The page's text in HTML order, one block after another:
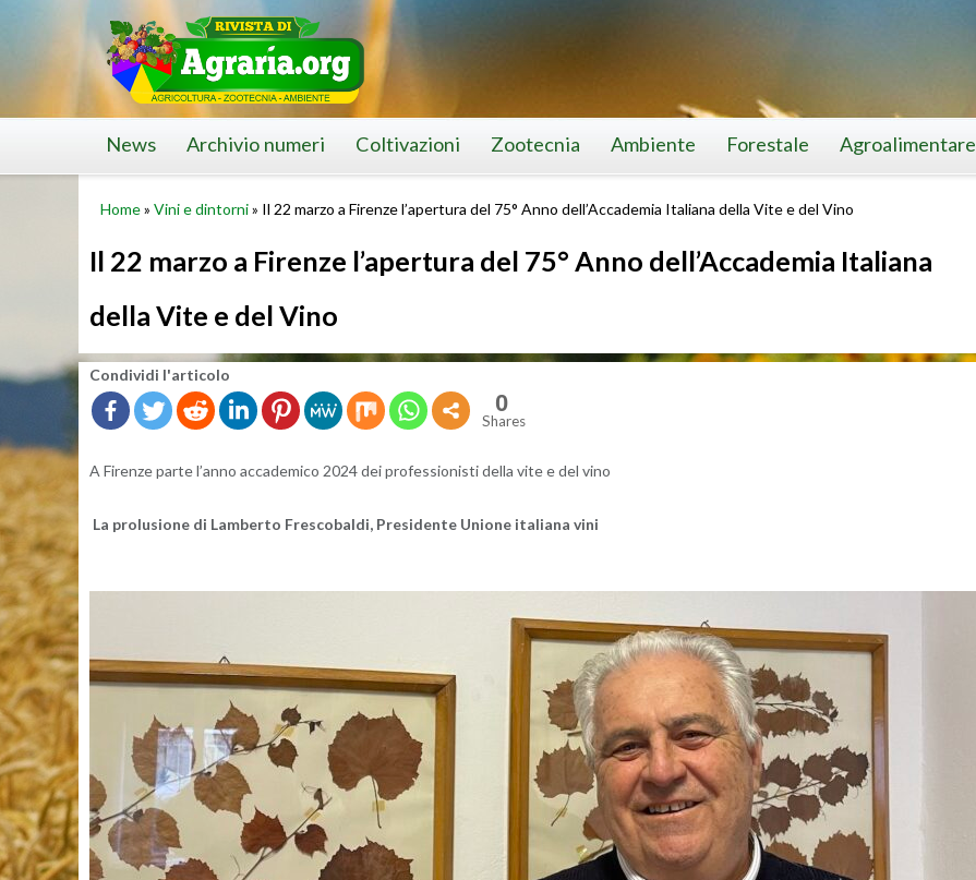
News Archivio numeri Coltivazioni Zootecnia Ambiente Forestale Agroalimentare
Home» Vini e dintorni» Il 22 marzo a Firenze l’apertura del 75° Anno dell’Accademia Italiana della Vite e del Vino
Il 22 marzo a Firenze l’apertura del 75° Anno dell’Accademia Italiana
della Vite e del Vino
Con­di­vi­di l'ar­ti­co­lo
0
Shares
A Fi­ren­ze parte l’an­no ac­ca­de­mi­co 2024 dei pro­fes­sio­ni­sti della vite e del vino
La pro­lu­sio­ne di Lam­ber­to Fre­sco­bal­di, Pre­si­den­te Unio­ne ita­lia­na vini